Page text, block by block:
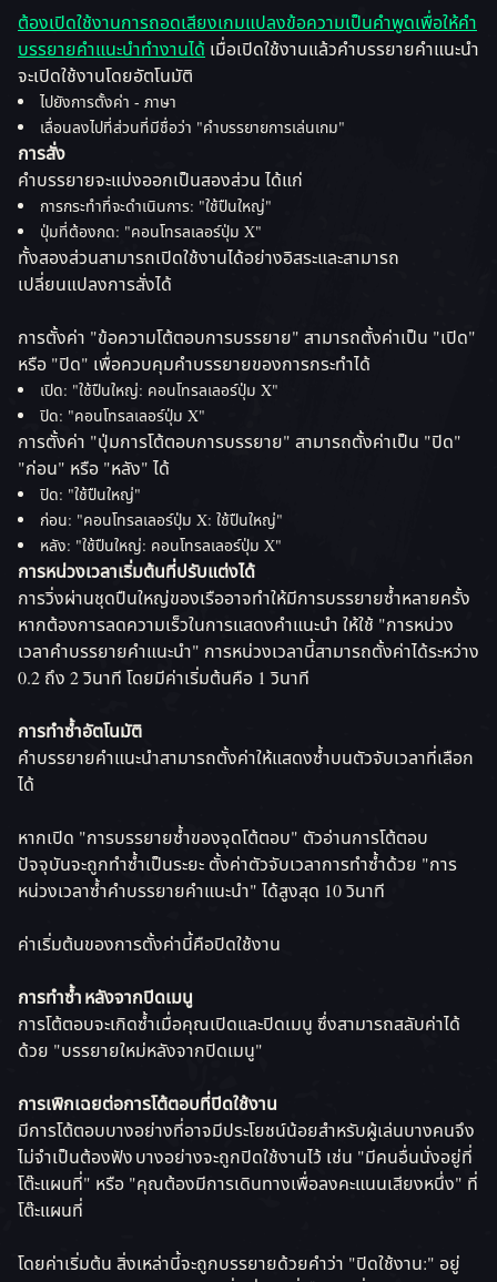
ต้องเปิดใช้งานการถอดเสียงเกมแปลงข้อความเป็นคําพูดเพื่อให้คํา
บรรยายคําแนะนําทํางานได้ เมื่อเปิดใช้งานแล้วคําบรรยายคําแนะนํา
จะเปิดใช้งานโดยอัตโนมัติ
ไปยังการตั้งค่า - ภาษา
เลื่อนลงไปที่ส่วนที่มีชื่อว่า "คำบรรยายการเล่นเกม"
การสั่ง
คำบรรยายจะแบ่งออกเป็นสองส่วน ได้แก่
การกระทําที่จะดําเนินการ: "ใช้ปืนใหญ่"
ปุ่มที่ต้องกด: "คอนโทรลเลอร์ปุ่ม X"
ทั้งสองส่วนสามารถเปิดใช้งานได้อย่างอิสระและสามารถ
เปลี่ยนแปลงการสั่งได้
การตั้งค่า "ข้อความโต้ตอบการบรรยาย" สามารถตั้งค่าเป็น "เปิด"
หรือ "ปิด" เพื่อควบคุมคําบรรยายของการกระทําได้
เปิด: "ใช้ปืนใหญ่: คอนโทรลเลอร์ปุ่ม X"
ปิด: "คอนโทรลเลอร์ปุ่ม X"
การตั้งค่า "ปุ่มการโต้ตอบการบรรยาย" สามารถตั้งค่าเป็น "ปิด"
"ก่อน" หรือ "หลัง" ได้
ปิด: "ใช้ปืนใหญ่"
ก่อน: "คอนโทรลเลอร์ปุ่ม X: ใช้ปืนใหญ่"
หลัง: "ใช้ปืนใหญ่: คอนโทรลเลอร์ปุ่ม X"
การหน่วงเวลาเริ่มต้นที่ปรับแต่งได้
การวิ่งผ่านชุดปืนใหญ่ของเรืออาจทําให้มีการบรรยายซ้ำหลายครั้ง
หากต้องการลดความเร็วในการแสดงคำแนะนำ ให้ใช้ "การหน่วง
เวลาคําบรรยายคําแนะนํา" การหน่วงเวลานี้สามารถตั้งค่าได้ระหว่าง
0.2 ถึง 2 วินาที โดยมีค่าเริ่มต้นคือ 1 วินาที
การทําซ้ำอัตโนมัติ
คําบรรยายคําแนะนําสามารถตั้งค่าให้แสดงซ้ำบนตัวจับเวลาที่เลือก
ได้
หากเปิด "การบรรยายซ้ำของจุดโต้ตอบ" ตัวอ่านการโต้ตอบ
ปัจจุบันจะถูกทำซ้ำเป็นระยะ ตั้งค่าตัวจับเวลาการทําซ้ำด้วย "การ
หน่วงเวลาซ้ำคําบรรยายคําแนะนํา" ได้สูงสุด 10 วินาที
ค่าเริ่มต้นของการตั้งค่านี้คือปิดใช้งาน
การทําซ้ำ หลังจากปิดเมนู
การโต้ตอบจะเกิดซ้ำเมื่อคุณเปิดและปิดเมนู ซึ่งสามารถสลับค่าได้
ด้วย "บรรยายใหม่หลังจากปิดเมนู"
การเพิกเฉยต่อการโต้ตอบที่ปิดใช้งาน
มีการโต้ตอบบางอย่างที่อาจมีประโยชน์น้อยสําหรับผู้เล่นบางคนจึง
ไม่จำเป็นต้องฟัง บางอย่างจะถูกปิดใช้งานไว้ เช่น "มีคนอื่นนั่งอยู่ที่
โต๊ะแผนที่" หรือ "คุณต้องมีการเดินทางเพื่อลงคะแนนเสียงหนึ่ง" ที่
โต๊ะแผนที่
โดยค่าเริ่มต้น สิ่งเหล่านี้จะถูกบรรยายด้วยคําว่า "ปิดใช้งาน:" อยู่